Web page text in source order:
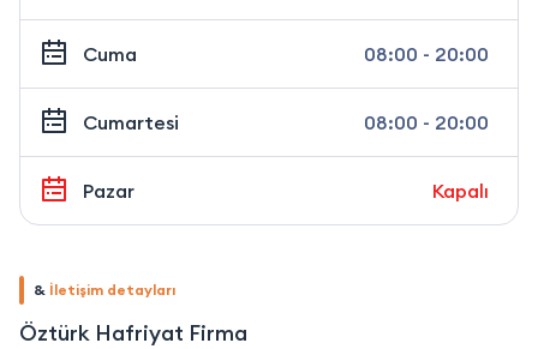
Cuma 08:00 - 20:00
Cumartesi 08:00 - 20:00
Pazar Kapalı
& İletişim detayları
Öztürk Hafriyat Firma